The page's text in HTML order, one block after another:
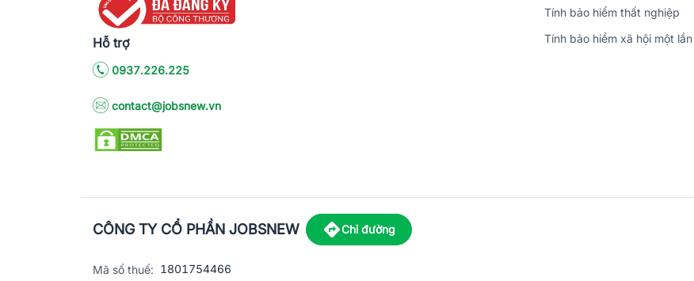
Hỗ trợ
0937.226.225
contact@jobsnew.vn
Tính bảo hiểm thất nghiệp
Tính bảo hiểm xã hội một lần
CÔNG TY CỔ PHẦN JOBSNEW Chỉ đường
Mã số thuế: 1801754466